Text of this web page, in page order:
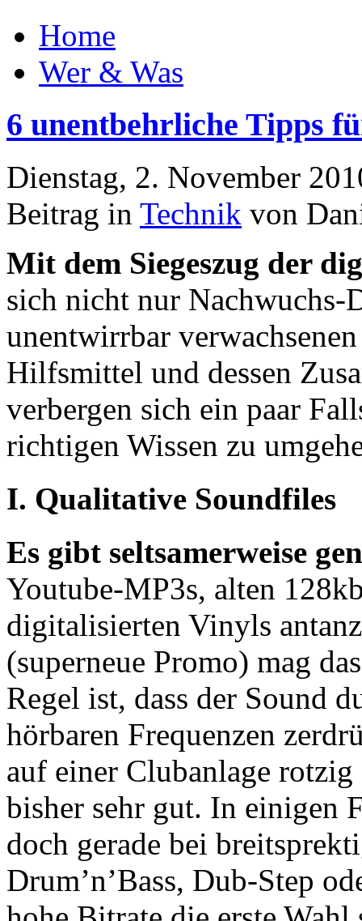
Home
Wer & Was
6 unentbehrliche Tipps
Dienstag, 2. November
Beitrag in Technik von
Mit dem Siegeszug der
sich nicht nur Nachwuchs-
unentwirrbar
Hilfsmittel und dessen
verbergen sich ein paar
richtigen Wissen zu
I. Qualitative Soundfiles
Es gibt seltsamerweise
Youtube-MP3s, alten
digitalisierten Vinyls
(superneue Promo) mag
Regel ist, dass der Sound
hörbaren Frequenzen
auf einer Clubanlage
bisher sehr gut. In einigen
doch gerade bei
Drum’n’Bass, Dub-Step